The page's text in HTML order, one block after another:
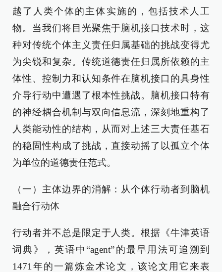
越了人类个体的主体实施的，包括技术人工
物。当我们将目光聚焦于脑机接口技术时，这
种对传统个体主义责任归属基础的挑战变得尤
为尖锐和复杂。传统道德责任归属所依赖的主
体性、控制力和认知条件在脑机接口的具身性
介导行动中遭遇了根本性挑战。脑机接口特有
的神经耦合机制与双向信息流，深刻地重构了
人类能动性的结构，从而对上述三大责任基石
的稳固性构成了挑战，直接动摇了以孤立个体
为单位的道德责任范式。
（一）主体边界的消解：从个体行动者到脑机
融合行动体
行动者并不总是限定于人类。根据《牛津英语
词典》，英语中“agent”的最早用法可追溯到
1471年的一篇炼金术论文，该论文用它来表